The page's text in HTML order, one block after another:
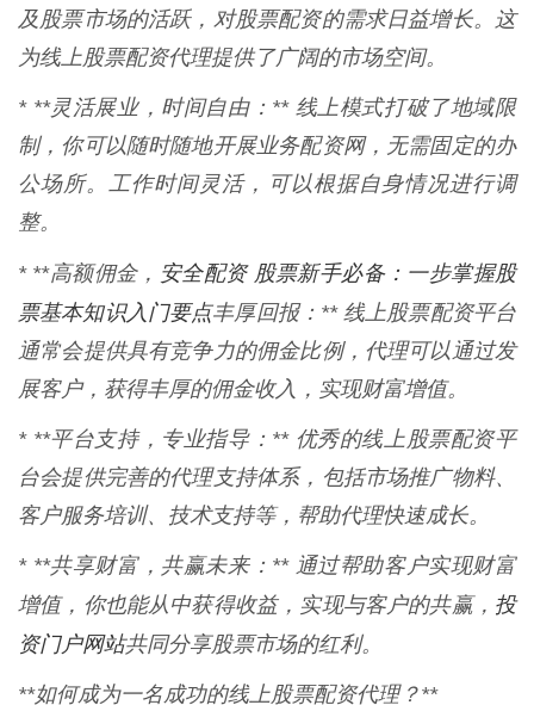
及股票市场的活跃，对股票配资的需求日益增长。这
为线上股票配资代理提供了广阔的市场空间。
* **灵活展业，时间自由：** 线上模式打破了地域限
制，你可以随时随地开展业务配资网，无需固定的办
公场所。工作时间灵活，可以根据自身情况进行调
整。
* **高额佣金， 安全配资 股票新手必备：一步掌握股
票基本知识入门要点丰厚回报：** 线上股票配资平台
通常会提供具有竞争力的佣金比例，代理可以通过发
展客户，获得丰厚的佣金收入，实现财富增值。
* **平台支持，专业指导：** 优秀的线上股票配资平
台会提供完善的代理支持体系，包括市场推广物料、
客户服务培训、技术支持等，帮助代理快速成长。
* **共享财富，共赢未来：** 通过帮助客户实现财富
增值，你也能从中获得收益，实现与客户的共赢， 投
资门户网站共同分享股票市场的红利。
**如何成为一名成功的线上股票配资代理？**